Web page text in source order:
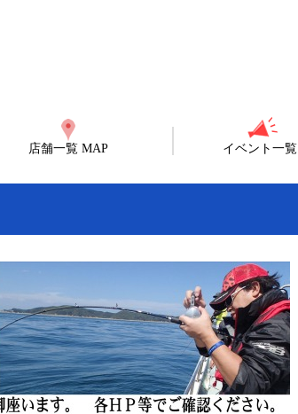
店舗一覧 MAP イベント一覧